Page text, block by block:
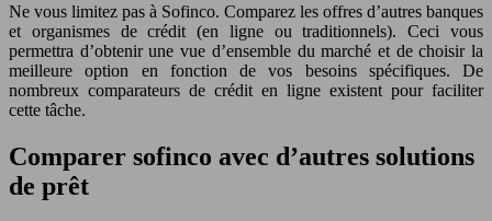
Ne vous limitez pas à Sofinco. Comparez les offres d’autres banques
et organismes de crédit (en ligne ou traditionnels). Ceci vous
permettra d’obtenir une vue d’ensemble du marché et de choisir la
meilleure option en fonction de vos besoins spécifiques. De
nombreux comparateurs de crédit en ligne existent pour faciliter
cette tâche.
Comparer sofinco avec d’autres solutions
de prêt